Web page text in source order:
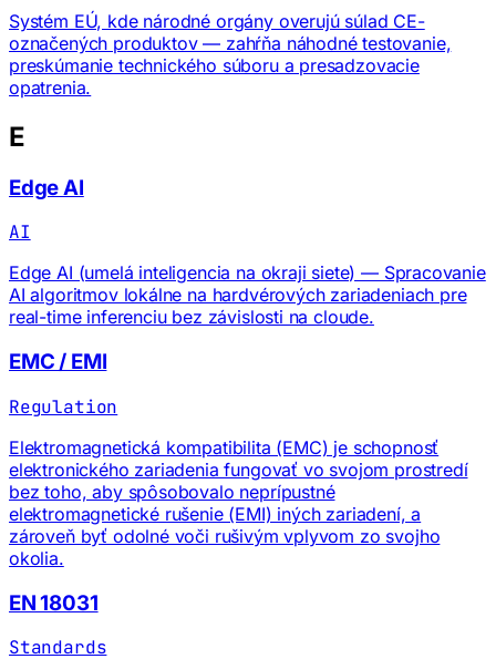
Systém EÚ, kde národné orgány overujú súlad CE-
označených produktov — zahŕňa náhodné testovanie,
preskúmanie technického súboru a presadzovacie
opatrenia.
E
Edge AI
AI
Edge AI (umelá inteligencia na okraji siete) — Spracovanie
AI algoritmov lokálne na hardvérových zariadeniach pre
real-time inferenciu bez závislosti na cloude.
EMC / EMI
Regulation
Elektromagnetická kompatibilita (EMC) je schopnosť
elektronického zariadenia fungovať vo svojom prostredí
bez toho, aby spôsobovalo neprípustné
elektromagnetické rušenie (EMI) iných zariadení, a
zároveň byť odolné voči rušivým vplyvom zo svojho
okolia.
EN 18031
Standards